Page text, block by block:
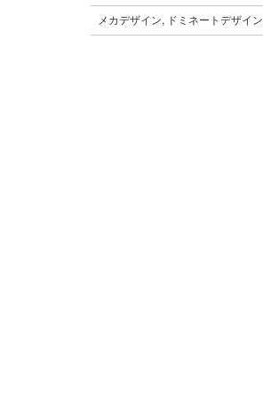
メカデザイン, ドミネートデザイン